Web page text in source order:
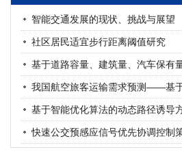
摘要 (14) HTML(12)
道路建养运通用碳核算方法及应用
王元庆, 王皎, 刘圆圆, 于谦, 刘聂旸子,
2026, 12(3): 176-189.https://
9931.2026.03.014
摘要 (11) HTML(11)
西部陆海新通道氢走廊建设对交通运
用
罗文格, 黄承锋, 关海长
智能交通发展的现状、挑战与展望
社区居民适宜步行距离阈值研究
快速公交预感应信号优先协调控制